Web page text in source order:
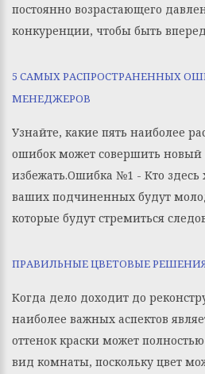
постоянно возрастающего
конкуренции, чтобы быть
5 САМЫХ РАСПРОСТРАНЕННЫХ
МЕНЕДЖЕРОВ
Узнайте, какие пять наиболее
ошибок может совершить
избежать.Ошибка №1 - Кто здесь
ваших подчиненных будут
которые будут стремиться
ПРАВИЛЬНЫЕ ЦВЕТОВЫЕ
Когда дело доходит до
наиболее важных аспектов
оттенок краски может
вид комнаты, поскольку цвет